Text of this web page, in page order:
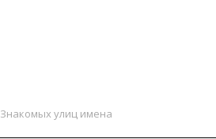
Знакомых улиц имена